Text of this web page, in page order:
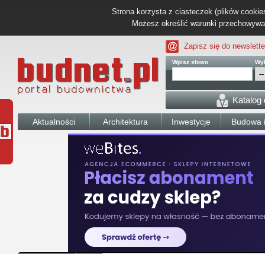
Strona korzysta z ciasteczek (plików
Możesz określić warunki
Zapisz się do
Wpisz słowo
Katalog
Aktualności Architektura Inwestycje Budowa